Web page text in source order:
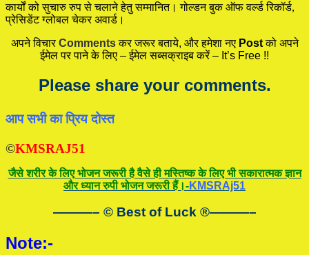
कार्यों को सुचारु रुप से चलाने हेतु सम्मानित। गोल्डन बुक ऑफ वर्ल्ड रिकॉर्ड,
प्रेसिडेंट ग्लोबल चेकर अवार्ड।
अपने विचारCommentsकर जरूर बताये, और हमेशा नए Postको अपने
ईमेल पर पाने के लिए – ईमेल सब्सक्राइब करें – It’s Free !!
Please share your comments.
आप सभी का प्रिय दोस्त
©KMSRAJ51
जैसे शरीर के लिए भोजन जरूरी है वैसे ही मस्तिष्क के लिए भी सकारात्मक ज्ञान
और ध्यान रुपी भोजन जरूरी हैं।-KMSRAj51
———– © Best of Luck ®———–
Note:-